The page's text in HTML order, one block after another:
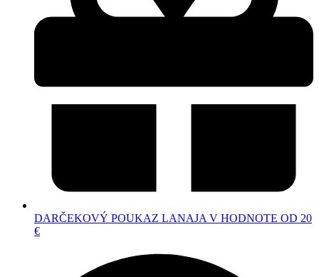
DARČEKOVÝ POUKAZ LANAJA V HODNOTE OD 20
€